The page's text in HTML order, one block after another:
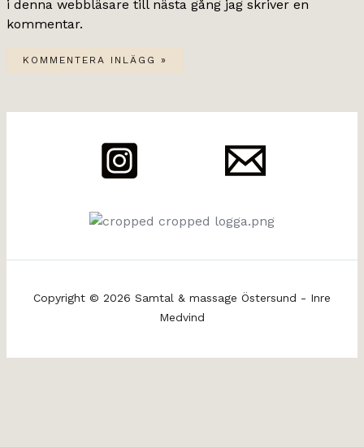
i denna webbläsare till nästa gång jag skriver en
kommentar.
Copyright © 2026 Samtal & massage Östersund - Inre
Medvind